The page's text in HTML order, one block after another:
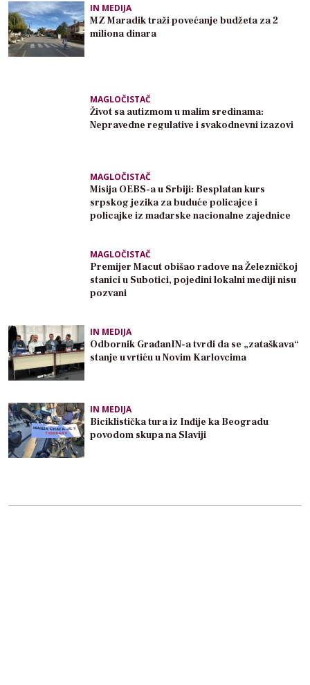
IN MEDIJA
MZ Maradik traži povećanje budžeta za 2
miliona dinara
MAGLOČISTAČ
Život sa autizmom u malim sredinama:
Nepravedne regulative i svakodnevni izazovi
MAGLOČISTAČ
Misija OEBS-a u Srbiji: Besplatan kurs
srpskog jezika za buduće policajce i
policajke iz mađarske nacionalne zajednice
MAGLOČISTAČ
Premijer Macut obišao radove na Železničkoj
stanici u Subotici, pojedini lokalni mediji nisu
pozvani
IN MEDIJA
Odbornik GrađanIN-a tvrdi da se „zataškava“
stanje u vrtiću u Novim Karlovcima
IN MEDIJA
Biciklistička tura iz Inđije ka Beogradu
povodom skupa na Slaviji